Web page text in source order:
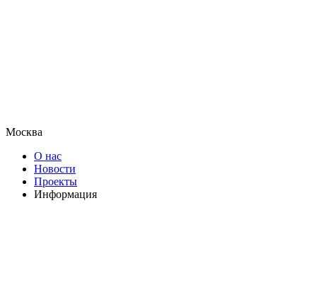
Москва
О нас
Новости
Проекты
Информация